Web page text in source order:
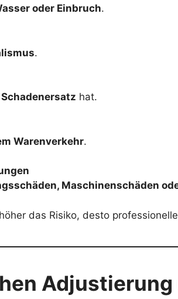
oder Einbruch.
.
hat.
Warenverkehr.
Maschinenschäden
das Risiko, desto
Adjustierung